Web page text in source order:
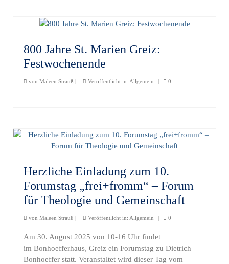
800 Jahre St. Marien Greiz:
Festwochenende
von Maleen Strauß | Veröffentlicht in: Allgemein | 0
Herzliche Einladung zum 10.
Forumstag „frei+fromm“ – Forum
für Theologie und Gemeinschaft
von Maleen Strauß | Veröffentlicht in: Allgemein | 0
Am 30. August 2025 von 10-16 Uhr findet
im Bonhoefferhaus, Greiz ein Forumstag zu Dietrich
Bonhoeffer statt. Veranstaltet wird dieser Tag vom